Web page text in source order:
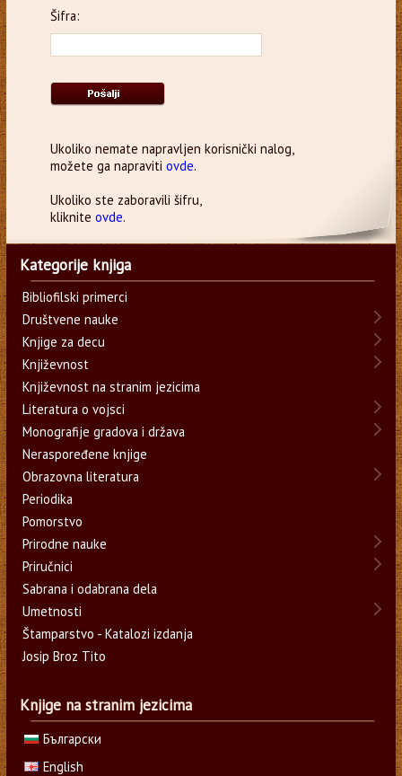
Šifra:
Ukoliko nemate napravljen korisnički nalog,
možete ga napraviti ovde.
Ukoliko ste zaboravili šifru,
kliknite ovde.
Kategorije knjiga
Bibliofilski primerci
Društvene nauke
Knjige za decu
Književnost
Književnost na stranim jezicima
Literatura o vojsci
Monografije gradova i država
Neraspoređene knjige
Obrazovna literatura
Periodika
Pomorstvo
Prirodne nauke
Priručnici
Sabrana i odabrana dela
Umetnosti
Štamparstvo - Katalozi izdanja
Josip Broz Tito
Knjige na stranim jezicima
Български
English